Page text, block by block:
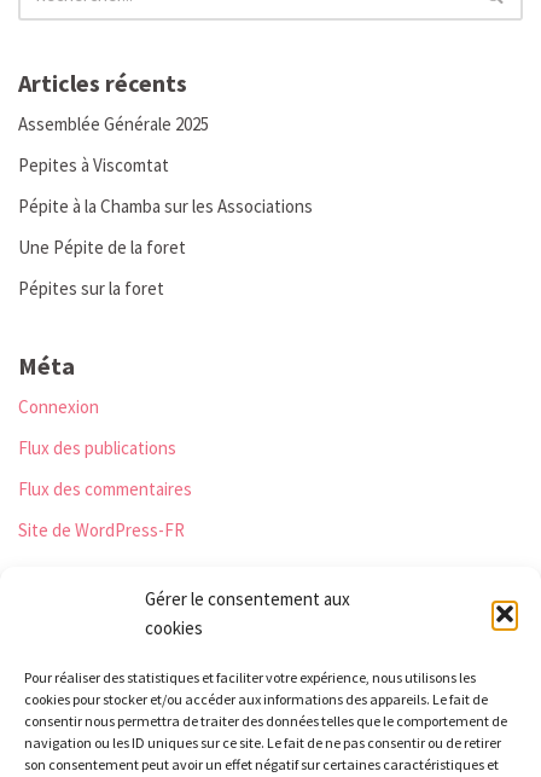
Gérer le consentement aux
cookies
Pour réaliser des statistiques et faciliter votre expérience, nous utilisons les
cookies pour stocker et/ou accéder aux informations des appareils. Le fait de
consentir nous permettra de traiter des données telles que le comportement de
navigation ou les ID uniques sur ce site. Le fait de ne pas consentir ou de retirer
son consentement peut avoir un effet négatif sur certaines caractéristiques et
Articles récents
Assemblée Générale 2025
Pepites à Viscomtat
Pépite à la Chamba sur les Associations
Une Pépite de la foret
Pépites sur la foret
Méta
Connexion
Flux des publications
Flux des commentaires
Site de WordPress-FR
Le Relais
21 rue Peurière
42440 Noirétable